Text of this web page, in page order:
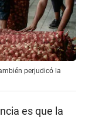
perjudicó la
es que la